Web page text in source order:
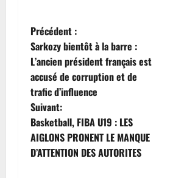
N
a
v
i
g
a
Précédent :
Sarkozy bientôt à la barre :
L’ancien président français est
accusé de corruption et de
trafic d’influence
Suivant:
Basketball, FIBA U19 : LES
AIGLONS PRONENT LE MANQUE
D’ATTENTION DES AUTORITES